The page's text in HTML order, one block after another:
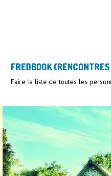
FREDBOOK
Faire la liste de toutes les